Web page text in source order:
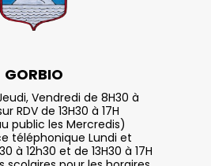
GORBIO
Vendredi de 8H30 à
RDV de 13H30 à 17H
public les Mercredis)
téléphonique Lundi et
à 12h30 et de 13H30 à 17H